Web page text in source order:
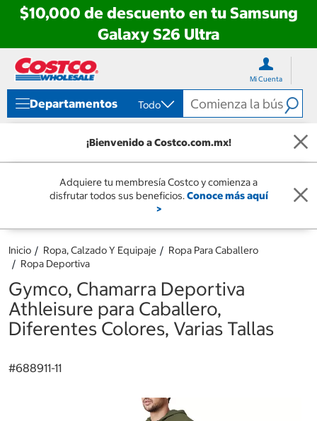
$10,000 de descuento en tu Samsung
Galaxy S26 Ultra
directo
contenido
directo
menú
navegación
Mi Cuenta
Departamentos Todo
¡Bienvenido a Costco.com.mx!
Adquiere tu membresía Costco y comienza a
disfrutar todos sus beneficios.Conoce más aquí
>
Inicio Ropa, Calzado Y Equipaje
Ropa Para Caballero
Ropa Deportiva
Gymco, Chamarra Deportiva
Athleisure para Caballero,
Diferentes Colores, Varias Tallas
#688911-11